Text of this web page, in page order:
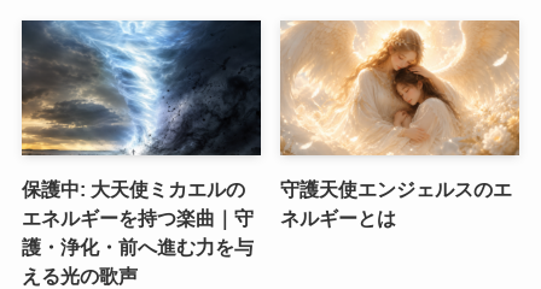
保護中: 大天使ミカエルの
エネルギーを持つ楽曲｜守
護・浄化・前へ進む力を与
える光の歌声
守護天使エンジェルスのエ
ネルギーとは